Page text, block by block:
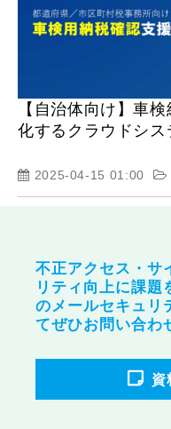
【自治体向け】車
化するクラウドシス
2025-04-15 01:00
不正アクセス・サ
リティ向上に課題
のメールセキュリ
てぜひお問い合わ
資